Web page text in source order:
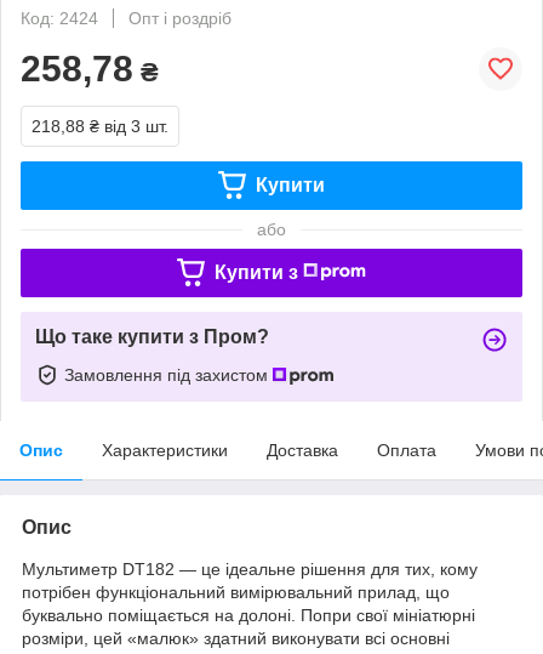
Код: 2424
Опт і роздріб
258,78 ₴
218,88 ₴ від 3 шт.
Купити
або
Купити з
Що таке купити з Пром?
Замовлення під захистом
Опис Характеристики Доставка Оплата Умови
Опис
Мультиметр DT182 — це ідеальне рішення для тих, кому
потрібен функціональний вимірювальний прилад, що
буквально поміщається на долоні. Попри свої мініатюрні
розміри, цей «малюк» здатний виконувати всі основні